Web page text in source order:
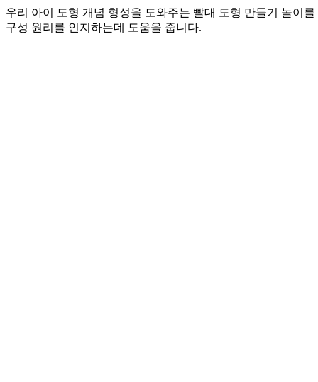
우리 아이 도형 개념 형성을 도와주는 빨대 도형 만들기 놀이
구성 원리를 인지하는데 도움을 줍니다.